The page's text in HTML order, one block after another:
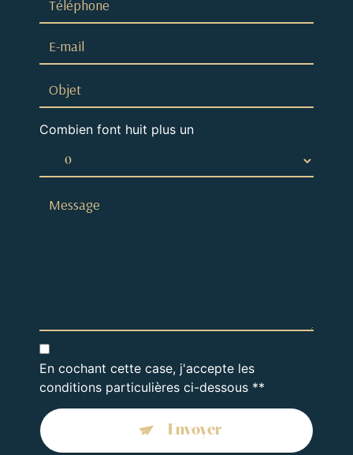
Combien font huit plus un
En cochant cette case, j'accepte les
conditions particulières ci-dessous **
Envoyer